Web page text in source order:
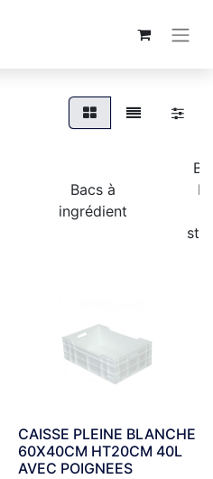
Bacs à
ingrédient
CAISSE PLEINE BLANCHE
60X40CM HT20CM 40L
AVEC POIGNEES